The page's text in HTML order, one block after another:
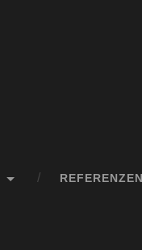
REFERENZEN